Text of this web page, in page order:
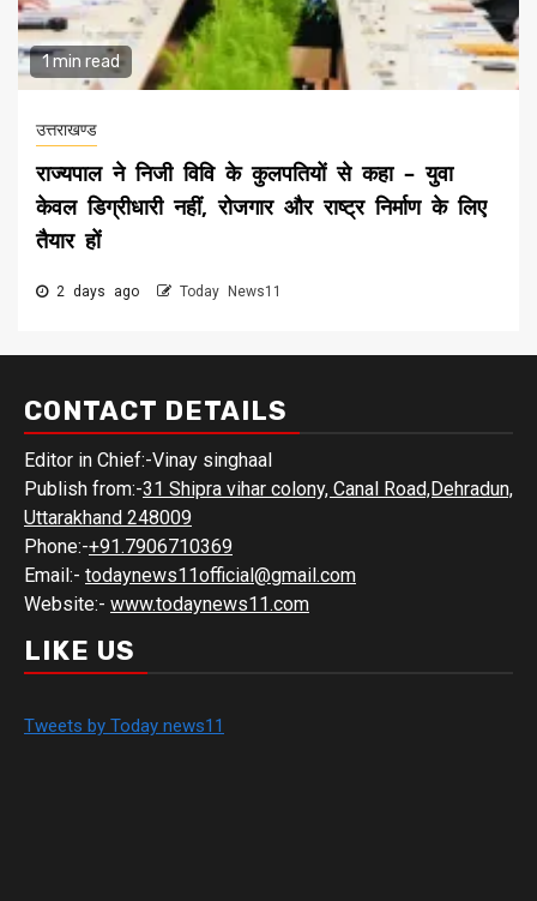
1 min read
उत्तराखण्ड
राज्यपाल ने निजी विवि के कुलपतियों से कहा – युवा
केवल डिग्रीधारी नहीं, रोजगार और राष्ट्र निर्माण के लिए
तैयार हों
2 days ago Today News11
CONTACT DETAILS
Editor in Chief:-Vinay singhaal
Publish from:-31 Shipra vihar colony, Canal Road,Dehradun,
Uttarakhand 248009
Phone:-+91.7906710369
Email:- todaynews11official@gmail.com
Website:- www.todaynews11.com
LIKE US
Tweets by Today news11